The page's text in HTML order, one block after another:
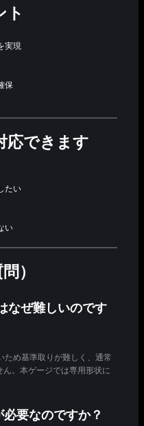
ト
実現
保
応できます
たい
い
）
なぜ難しいのです
ため基準取りが難しく、通常
。本ゲージでは専用形状に
要なのですか？